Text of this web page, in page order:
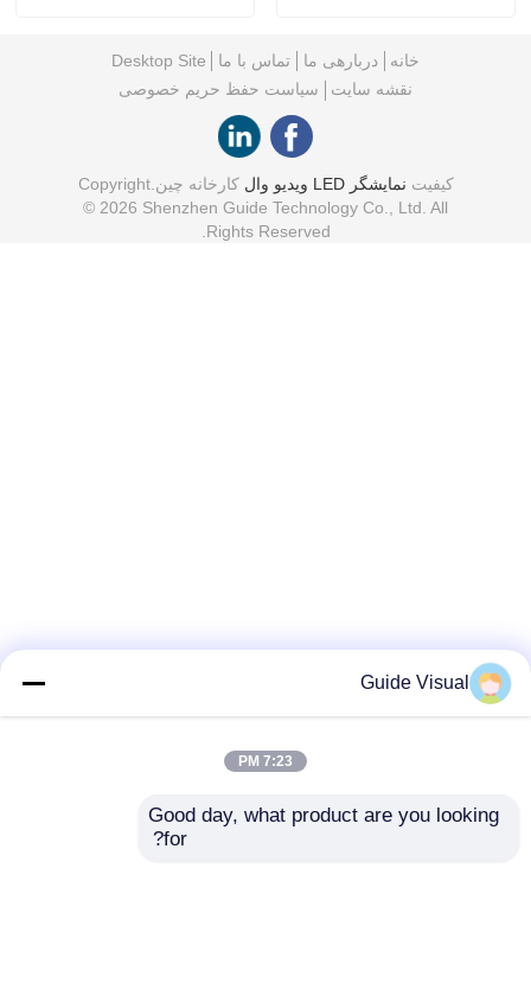
خانه دربارهی ما تماس با ما
Desktop Site
نقشه سایت
سیاست حفظ حریم خصوصی
کیفیت نمایشگر LED ویدیو وال
کارخانه چین.Copyright
© 2026 Shenzhen Guide Technology Co., Ltd. All
Rights Reserved.
Guide Visual
7:23 PM
Good day, what product are you looking
for?